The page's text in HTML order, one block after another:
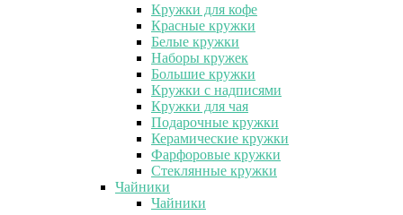
Кружки для кофе
Красные кружки
Белые кружки
Наборы кружек
Большие кружки
Кружки с надписями
Кружки для чая
Подарочные кружки
Керамические кружки
Фарфоровые кружки
Стеклянные кружки
Чайники
Чайники